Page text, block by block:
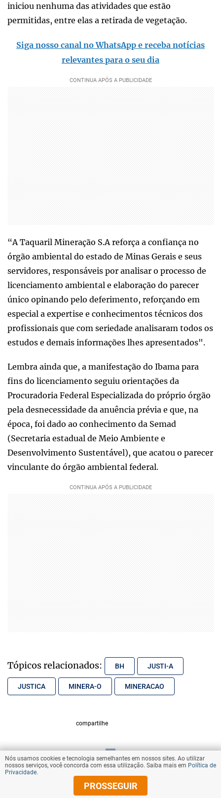
iniciou nenhuma das atividades que estão
permitidas, entre elas a retirada de vegetação.
Siga nosso canal no WhatsApp e receba notícias
relevantes para o seu dia
“A Taquaril Mineração S.A reforça a confiança no
órgão ambiental do estado de Minas Gerais e seus
servidores, responsáveis por analisar o processo de
licenciamento ambiental e elaboração do parecer
único opinando pelo deferimento, reforçando em
especial a expertise e conhecimentos técnicos dos
profissionais que com seriedade analisaram todos os
estudos e demais informações lhes apresentados".
Lembra ainda que, a manifestação do Ibama para
fins do licenciamento seguiu orientações da
Procuradoria Federal Especializada do próprio órgão
pela desnecessidade da anuência prévia e que, na
época, foi dado ao conhecimento da Semad
(Secretaria estadual de Meio Ambiente e
Desenvolvimento Sustentável), que acatou o parecer
vinculante do órgão ambiental federal.
Tópicos relacionados: BH JUSTI-A
JUSTICA MINERA-O MINERACAO
compartilhe
VOLTAR AO TOPO
© Copyright 2025 Diários Associados
Nós usamos cookies e tecnologia semelhantes em nossos sites. Ao utilizar
nossos serviços, você concorda com essa utilização. Saiba mais em Política de
Privacidade.
PROSSEGUIR